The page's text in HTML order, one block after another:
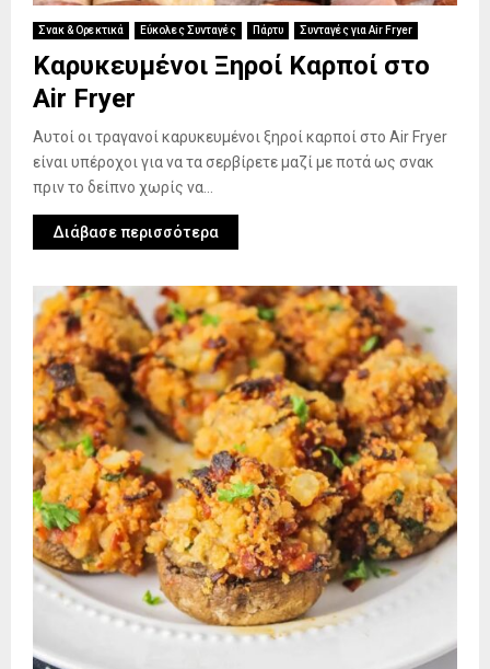
Σνακ & Ορεκτικά Εύκολες Συνταγές Πάρτυ Συνταγές για Air Fryer
Καρυκευμένοι Ξηροί Καρποί στο
Air Fryer
Αυτοί οι τραγανοί καρυκευμένοι ξηροί καρποί στο Air Fryer
είναι υπέροχοι για να τα σερβίρετε μαζί με ποτά ως σνακ
πριν το δείπνο χωρίς να...
Διάβασε περισσότερα